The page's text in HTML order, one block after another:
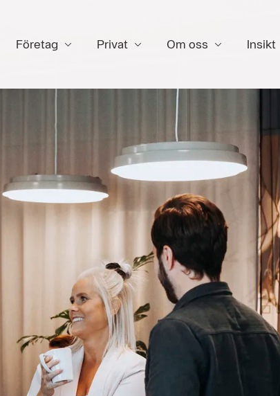
Företag Privat Om oss Insikt